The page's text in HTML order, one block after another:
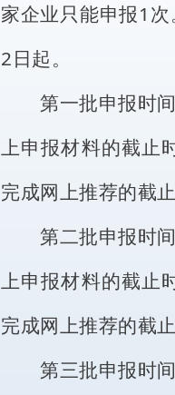
家企业只能申报1
2日起。
第一批申报时间
上申报材料的截止
完成网上推荐的截
第二批申报时间
上申报材料的截止
完成网上推荐的截
第三批申报时间